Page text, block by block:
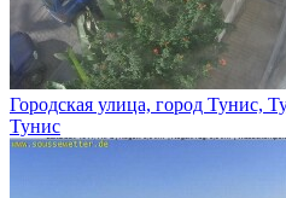
Городская улица, город Тунис,
Тунис